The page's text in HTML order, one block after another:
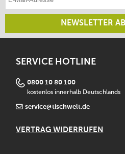
NEWSLETTER
SERVICE HOTLINE
0800 10 80 100
kostenlos innerhalb Deutschlands
service@tischwelt.de
VERTRAG WIDERRUFEN